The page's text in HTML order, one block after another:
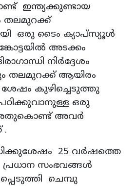
ഇന്ത്യക്കുണ്ടായ
തലമുറക്ക്
ഒരു ടൈം ക്യാപ്സ്യൂൾ
അടക്കം
നിർദ്ദേശം
തലമുറക്ക് ആയിരം
കുഴിച്ചെടുത്തു
പഠിക്കുവാനുള്ള ഒരു
അവർ
.
25 വർഷത്തെ
പ്രധാന സംഭവങ്ങൾ
ചെമ്പു